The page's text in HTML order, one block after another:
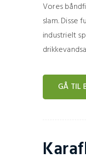
Vores
slam.
industrielt
GÅ TIL